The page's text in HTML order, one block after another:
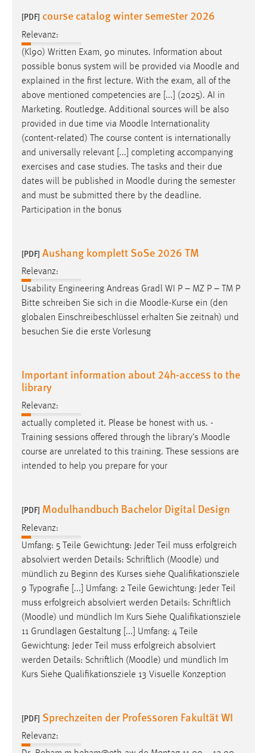
[PDF] course catalog winter semester 2026
Relevanz:
(Kl90) Written Exam, 90 minutes. Information about
possible bonus system will be provided via Moodle and
explained in the first lecture. With the exam, all of the
above mentioned competencies are [...] (2025). AI in
Marketing. Routledge. Additional sources will be also
provided in due time via Moodle Internationality
(content-related) The course content is internationally
and universally relevant [...] completing accompanying
exercises and case studies. The tasks and their due
dates will be published in Moodle during the semester
and must be submitted there by the deadline.
Participation in the bonus
[PDF] Aushang komplett SoSe 2026 TM
Relevanz:
Usability Engineering Andreas Gradl WI P – MZ P – TM P
Bitte schreiben Sie sich in die Moodle-Kurse ein (den
globalen Einschreibeschlüssel erhalten Sie zeitnah) und
besuchen Sie die erste Vorlesung
Important information about 24h-access to the
library
Relevanz:
actually completed it. Please be honest with us. -
Training sessions offered through the library’s Moodle
course are unrelated to this training. These sessions are
intended to help you prepare for your
[PDF] Modulhandbuch Bachelor Digital Design
Relevanz:
Umfang: 5 Teile Gewichtung: Jeder Teil muss erfolgreich
absolviert werden Details: Schriftlich (Moodle) und
mündlich zu Beginn des Kurses siehe Qualifikationsziele
9 Typografie [...] Umfang: 2 Teile Gewichtung: Jeder Teil
muss erfolgreich absolviert werden Details: Schriftlich
(Moodle) und mündlich Im Kurs Siehe Qualifikationsziele
11 Grundlagen Gestaltung [...] Umfang: 4 Teile
Gewichtung: Jeder Teil muss erfolgreich absolviert
werden Details: Schriftlich (Moodle) und mündlich Im
Kurs Siehe Qualifikationsziele 13 Visuelle Konzeption
[PDF] Sprechzeiten der Professoren Fakultät WI
Relevanz: